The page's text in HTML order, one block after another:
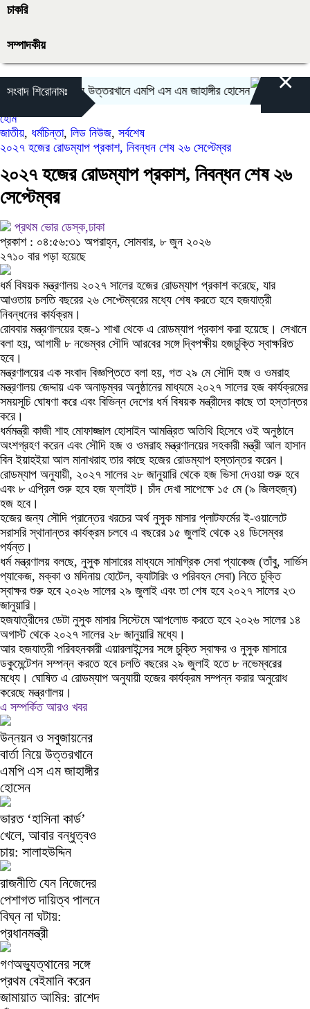
চাকরি
সম্পাদকীয়
সংবাদ শিরোনামঃ
বার্তা নিয়ে উত্তরখানে এমপি এস এম জাহাঙ্গীর হোসেন ভারত
×
হোম
জাতীয়, ধর্মচিন্তা, লিড নিউজ, সর্বশেষ
২০২৭ হজের রোডম্যাপ প্রকাশ, নিবন্ধন শেষ ২৬ সেপ্টেম্বর
২০২৭ হজের রোডম্যাপ প্রকাশ, নিবন্ধন শেষ ২৬
সেপ্টেম্বর
প্রথম ভোর ডেস্ক,ঢাকা
প্রকাশ : ০৪:৫৬:৩১ অপরাহ্ন, সোমবার, ৮ জুন ২০২৬
২৭১০ বার পড়া হয়েছে
ধর্ম বিষয়ক মন্ত্রণালয় ২০২৭ সালের হজের রোডম্যাপ প্রকাশ করেছে, যার
আওতায় চলতি বছরের ২৬ সেপ্টেম্বরের মধ্যে শেষ করতে হবে হজযাত্রী
নিবন্ধনের কার্যক্রম।
রোববার মন্ত্রণালয়ের হজ-১ শাখা থেকে এ রোডম্যাপ প্রকাশ করা হয়েছে। সেখানে
বলা হয়, আগামী ৮ নভেম্বর সৌদি আরবের সঙ্গে দ্বিপক্ষীয় হজচুক্তি স্বাক্ষরিত
হবে।
মন্ত্রণালয়ের এক সংবাদ বিজ্ঞপ্তিতে বলা হয়, গত ২৯ মে সৌদি হজ ও ওমরাহ
মন্ত্রণালয় জেদ্দায় এক অনাড়ম্বর অনুষ্ঠানের মাধ্যমে ২০২৭ সালের হজ কার্যক্রমের
সময়সূচি ঘোষণা করে এবং বিভিন্ন দেশের ধর্ম বিষয়ক মন্ত্রীদের কাছে তা হস্তান্তর
করে।
ধর্মমন্ত্রী কাজী শাহ মোফাজ্জাল হোসাইন আমন্ত্রিত অতিথি হিসেবে ওই অনুষ্ঠানে
অংশগ্রহণ করেন এবং সৌদি হজ ও ওমরাহ মন্ত্রণালয়ের সহকারী মন্ত্রী আল হাসান
বিন ইয়াহইয়া আল মানাখরাহ তার কাছে হজের রোডম্যাপ হস্তান্তর করেন।
রোডম্যাপ অনুযায়ী, ২০২৭ সালের ২৮ জানুয়ারি থেকে হজ ভিসা দেওয়া শুরু হবে
এবং ৮ এপ্রিল শুরু হবে হজ ফ্লাইট। চাঁদ দেখা সাপেক্ষে ১৫ মে (৯ জিলহজ্ব)
হজ হবে।
হজের জন্য সৌদি প্রান্তের খরচের অর্থ নুসুক মাসার প্লাটফর্মের ই-ওয়ালেটে
সরাসরি স্থানান্তর কার্যক্রম চলবে এ বছরের ১৫ জুলাই থেকে ২৪ ডিসেম্বর
পর্যন্ত।
ধর্ম মন্ত্রণালয় বলছে, নুসুক মাসারের মাধ্যমে সামগ্রিক সেবা প্যাকেজ (তাঁবু, সার্ভিস
প্যাকেজ, মক্কা ও মদিনায় হোটেল, ক্যাটারিং ও পরিবহন সেবা) নিতে চুক্তি
স্বাক্ষর শুরু হবে ২০২৬ সালের ২৯ জুলাই এবং তা শেষ হবে ২০২৭ সালের ২৩
জানুয়ারি।
হজযাত্রীদের ডেটা নুসুক মাসার সিস্টেমে আপলোড করতে হবে ২০২৬ সালের ১৪
অগাস্ট থেকে ২০২৭ সালের ২৮ জানুয়ারি মধ্যে।
আর হজযাত্রী পরিবহনকারী এয়ারলাইন্সের সঙ্গে চুক্তি স্বাক্ষর ও নুসুক মাসারে
ডকুমেন্টেশন সম্পন্ন করতে হবে চলতি বছরের ২৯ জুলাই হতে ৮ নভেম্বরের
মধ্যে। ঘোষিত এ রোডম্যাপ অনুযায়ী হজের কার্যক্রম সম্পন্ন করার অনুরোধ
করেছে মন্ত্রণালয়।
এ সম্পর্কিত আরও খবর
উন্নয়ন ও সবুজায়নের
বার্তা নিয়ে উত্তরখানে
এমপি এস এম জাহাঙ্গীর
হোসেন
ভারত ‘হাসিনা কার্ড’
খেলে, আবার বন্ধুত্বও
চায়: সালাহউদ্দিন
রাজনীতি যেন নিজেদের
পেশাগত দায়িত্ব পালনে
বিঘ্ন না ঘটায়:
প্রধানমন্ত্রী
গণঅভ্যুত্থানের সঙ্গে
প্রথম বেইমানি করেন
জামায়াত আমির: রাশেদ